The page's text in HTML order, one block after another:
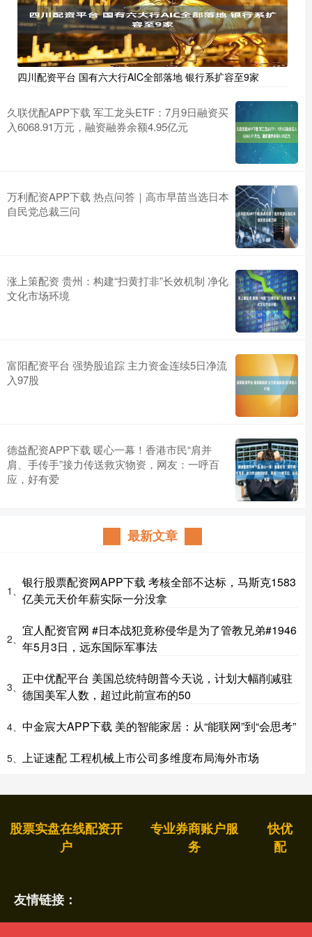
四川配资平台 国有六大行AIC全部落地 银行系扩容至9家
久联优配APP下载 军工龙头ETF：7月9日融资买
入6068.91万元，融资融券余额4.95亿元
万利配资APP下载 热点问答｜高市早苗当选日本
自民党总裁三问
涨上策配资 贵州：构建“扫黄打非”长效机制 净化
文化市场环境
富阳配资平台 强势股追踪 主力资金连续5日净流
入97股
德益配资APP下载 暖心一幕！香港市民“肩并
肩、手传手”接力传送救灾物资，网友：一呼百
应，好有爱
最新文章
1、
银行股票配资网APP下载 考核全部不达标，马斯克1583
亿美元天价年薪实际一分没拿
2、
宜人配资官网 #日本战犯竟称侵华是为了管教兄弟#1946
年5月3日，远东国际军事法
3、
正中优配平台 美国总统特朗普今天说，计划大幅削减驻
德国美军人数，超过此前宣布的50
4、 中金宸大APP下载 美的智能家居：从“能联网”到“会思考”
5、 上证速配 工程机械上市公司多维度布局海外市场
股票实盘在线配资开
户
专业券商账户服
务
快优
配
友情链接：